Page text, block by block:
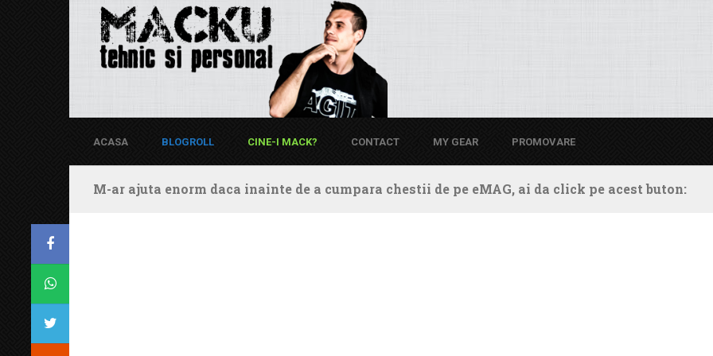
ACASA BLOGROLL CINE-I MACK? CONTACT MY GEAR PROMOVARE
M-ar ajuta enorm daca inainte de a cumpara chestii de pe eMAG, ai da click pe acest buton: